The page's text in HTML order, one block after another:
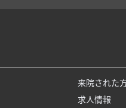
来院された
求人情報